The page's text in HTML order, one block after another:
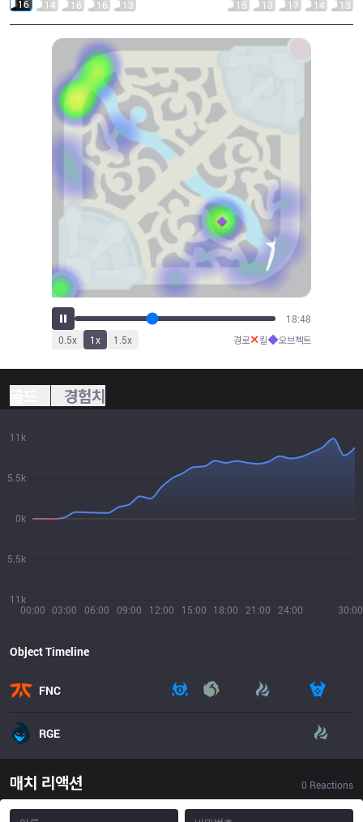
16 14 16 16 13 15 13 17 14 13
20:42
0.5x 1x 1.5x 경로✕킬◆오브젝트
경험치
00:00 03:00 06:00 09:00 12:00 15:00 18:00 21:00 24:00 30:00
11k
5.5k
0k
5.5k
11k
Object Timeline
FNC
RGE
매치 리액션 0 Reactions